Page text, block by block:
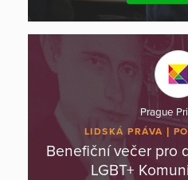
Prague
LIDSKÁ PRÁVA
Benefiční večer pro
LGBT+